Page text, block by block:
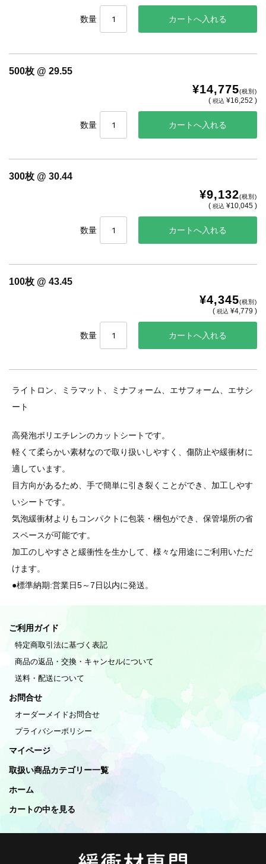
数量
500枚 @ 29.55
¥14,775(税別)
(税込 ¥16,252 )
数量
300枚 @ 30.44
¥9,132(税別)
(税込 ¥10,045 )
数量
100枚 @ 43.45
¥4,345(税別)
(税込 ¥4,779 )
数量
ライトロン、ミラマット、ミナフォーム、エサフォーム、エサシ
ート
高発泡ポリエチレンのカットシートです。
軽くて柔らかい素材なので取り扱いしやすく、傷防止や緩衝材に
適しています。
目方向があるため、手で簡単に引き裂くことができ、加工しやす
いシートです。
気泡緩衝材よりもコンパクトに包装・梱包ができ、保管場所の省
スペースが可能です。
加工のしやすさと緩衝性を生かして、様々な用途にご利用いただ
けます。
●標準納期:営業日5～7日以内に発送。
ご利用ガイド
特定商取引法に基づく表記
商品の返品・交換・キャンセルについて
送料・配送について
お問合せ
オーダーメイドお問合せ
プライバシーポリシー
マイページ
取扱い商品カテゴリー一覧
ホーム
カートの中を見る